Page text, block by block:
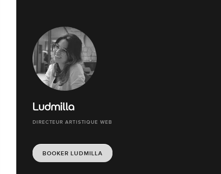
Ludmilla
DIRECTEUR ARTISTIQUE WEB
BOOKER LUDMILLA